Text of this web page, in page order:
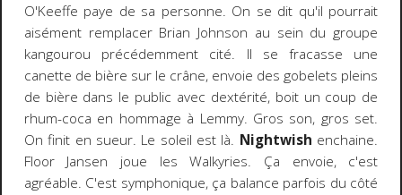
O'Keeffe paye de sa personne. On se dit qu'il pourrait
aisément remplacer Brian Johnson au sein du groupe
kangourou précédemment cité. Il se fracasse une
canette de bière sur le crâne, envoie des gobelets pleins
de bière dans le public avec dextérité, boit un coup de
rhum-coca en hommage à Lemmy. Gros son, gros set.
On finit en sueur. Le soleil est là. Nightwish enchaine.
Floor Jansen joue les Walkyries. Ça envoie, c'est
agréable. C'est symphonique, ça balance parfois du côté